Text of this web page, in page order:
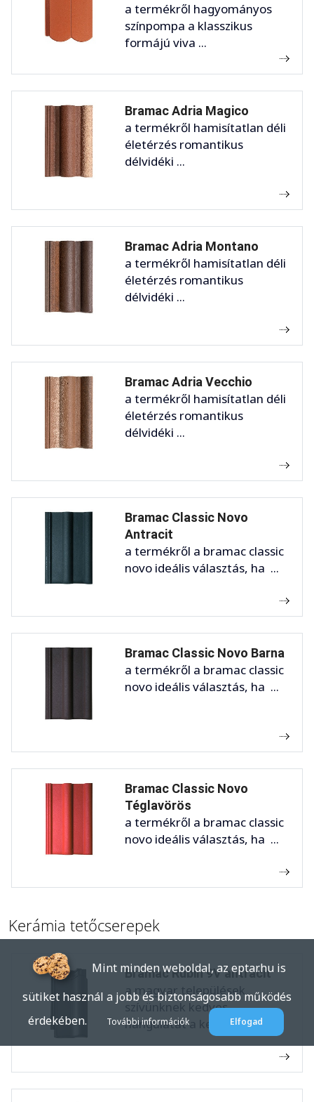
a termékről hagyományos
színpompa a klasszikus
formájú viva ...
Bramac Adria Magico
a termékről hamisítatlan déli
életérzés romantikus
délvidéki ...
Bramac Adria Montano
a termékről hamisítatlan déli
életérzés romantikus
délvidéki ...
Bramac Adria Vecchio
a termékről hamisítatlan déli
életérzés romantikus
délvidéki ...
Bramac Classic Novo
Antracit
a termékről a bramac classic
novo ideális választás, ha ...
Bramac Classic Novo Barna
a termékről a bramac classic
novo ideális választás, ha ...
Bramac Classic Novo
Téglavörös
a termékről a bramac classic
novo ideális választás, ha ...
Kerámia tetőcserepek
Bramac Rubin 9V antracit
a magyar települések
szívünknek kedves
hangulatát a kerámia ...
Mint minden weboldal, az eptar.hu is
sütiket használ a jobb és biztonságosabb működés
érdekében.
További információk Elfogad